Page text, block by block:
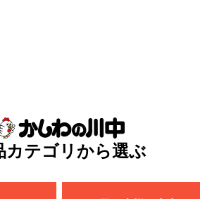
カテゴリから選ぶ